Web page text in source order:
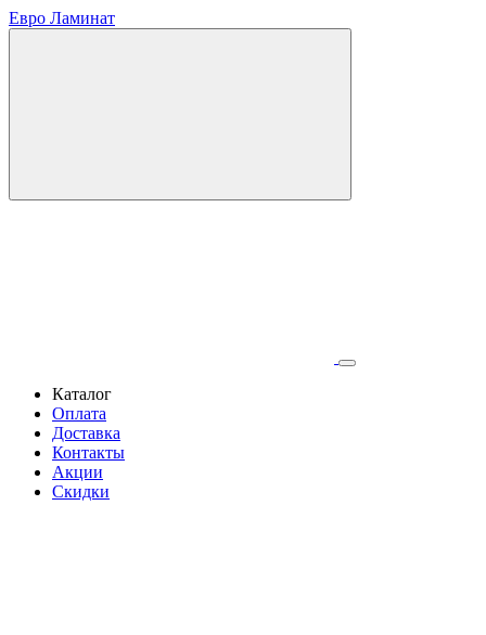
Евро Ламинат
Каталог
Оплата
Доставка
Контакты
Акции
Скидки